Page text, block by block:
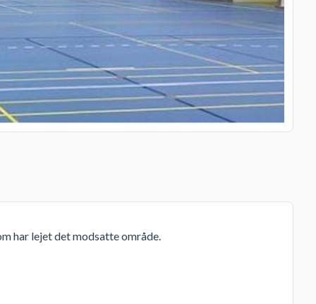
har lejet det modsatte område.